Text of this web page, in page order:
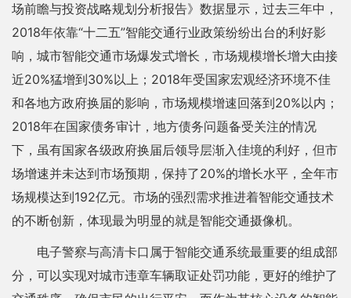
场前瞻与投资战略规划分析报告》数据显示，过去三年中，
2018年依靠“十二五”智能交通行业政策纷纷出台的利好影
响，城市智能交通市场爆发式增长，市场规模增长增大由接
近20%猛增到30%以上；2018年受国家宏观经济环境不佳
和各地方政府换届的影响，市场规模增速回落到20%以内；
2018年在国家债务审计，地方债务问题备受关注的情况
下，虽有国家各级政府换届后领导层渐入佳境的利好，但市
场增速并未达到市场预期，保持了20%的增长水平，全年市
场规模达到192亿元。市场的强烈需求推进着智能交通技术
的不断创新，体现最为明显的就是智能交通摄像机。
电子警察与高清卡口属于智能交通系统最重要的组成部
分，可以实现对城市违章车辆取证处罚功能，更好的维护了